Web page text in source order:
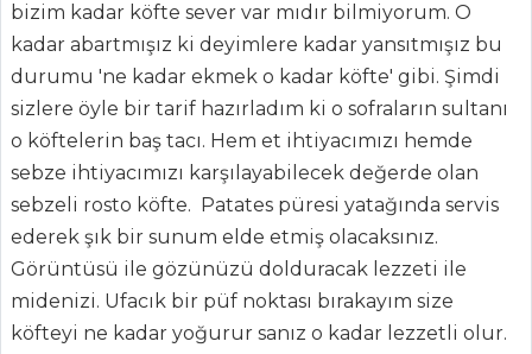
ANASAYFA
BLOG
bizim kadar köfte sever var mıdır bilmiyorum. O
kadar abartmışız ki deyimlere kadar yansıtmışız bu
durumu 'ne kadar ekmek o kadar köfte' gibi. Şimdi
sizlere öyle bir tarif hazırladım ki o sofraların sultanı
o köftelerin baş tacı. Hem et ihtiyacımızı hemde
sebze ihtiyacımızı karşılayabilecek değerde olan
sebzeli rosto köfte. Patates püresi yatağında servis
ederek şık bir sunum elde etmiş olacaksınız.
Görüntüsü ile gözünüzü dolduracak lezzeti ile
midenizi. Ufacık bir püf noktası bırakayım size
köfteyi ne kadar yoğurur sanız o kadar lezzetli olur.